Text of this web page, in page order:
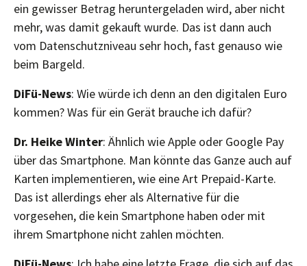
ein gewisser Betrag heruntergeladen wird, aber nicht
mehr, was damit gekauft wurde. Das ist dann auch
vom Datenschutzniveau sehr hoch, fast genauso wie
beim Bargeld.
DiFü-News: Wie würde ich denn an den digitalen Euro
kommen? Was für ein Gerät brauche ich dafür?
Dr. Heike Winter: Ähnlich wie Apple oder Google Pay
über das Smartphone. Man könnte das Ganze auch auf
Karten implementieren, wie eine Art Prepaid-Karte.
Das ist allerdings eher als Alternative für die
vorgesehen, die kein Smartphone haben oder mit
ihrem Smartphone nicht zahlen möchten.